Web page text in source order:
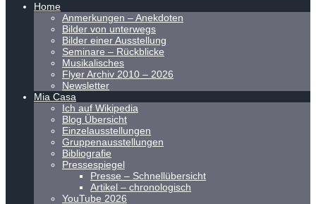
Home
Anmerkungen – Anekdoten
Bilder von unterwegs
Bilder einer Ausstellung
Seminare – Rückblicke
Musikalisches
Flyer Archiv 2010 – 2026
Newsletter
Mia Casa
Ich auf Wikipedia
Blog Übersicht
Einzelausstellungen
Gruppenausstellungen
Bibliografie
Pressespiegel
Presse – Schnellübersicht
Artikel – chronologisch
YouTube 2026